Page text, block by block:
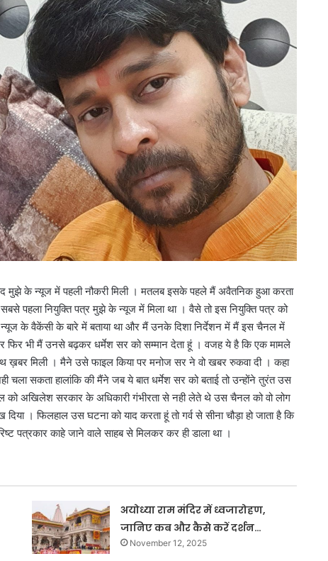
मुझे के न्यूज में पहली नौकरी मिली । मतलब इसके पहले मैं अवैतनिक हुआ करता
पहला नियुक्ति पत्र मुझे के न्यूज में मिला था । वैसे तो इस नियुक्ति पत्र को
न्यूज के वैकेंसी के बारे में बताया था और मैं उनके दिशा निर्देशन में मैं इस चैनल में
फिर भी मैं उनसे बढ़कर धर्मेश सर को सम्मान देता हूं । वजह ये है कि एक मामले
मिली । मैने उसे फाइल किया पर मनोज सर ने वो खबर रुकवा दी । कहा
सकता हालांकि की मैंने जब ये बात धर्मेश सर को बताई तो उन्होंने तुरंत उस
को अखिलेश सरकार के अधिकारी गंभीरता से नही लेते थे उस चैनल को वो लोग
। फिलहाल उस घटना को याद करता हूं तो गर्व से सीना चौड़ा हो जाता है कि
पत्रकार काहे जाने वाले साहब से मिलकर कर ही डाला था ।
अयोध्या राम मंदिर में ध्वजारोहण,
जानिए कब और कैसे करें दर्शन…
November 12, 2025